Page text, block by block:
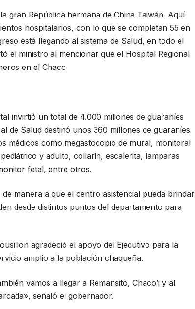
gran República hermana de China Taiwán. Aquí
hospitalarios, con lo que se completan 55 en
está llegando al sistema de Salud, en todo el
el ministro al mencionar que el Hospital Regional
en el Chaco
invirtió un total de 4.000 millones de guaraníes
de Salud destinó unos 360 millones de guaraníes
médicos como megastocopio de mural, monitoral
y adulto, collarin, escalerita, lamparas
fetal, entre otros.
manera a que el centro asistencial pueda brindar
desde distintos puntos del departamento para
agradeció el apoyo del Ejecutivo para la
amplio a la población chaqueña.
vamos a llegar a Remansito, Chaco’i y al
señaló el gobernador.